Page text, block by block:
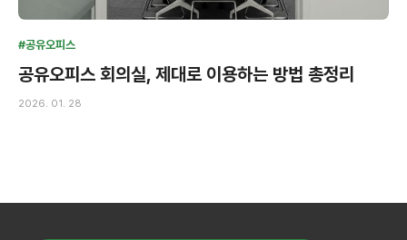
#공유오피스
공유오피스 회의실, 제대로 이용하는 방법 총정리
2026. 01. 28